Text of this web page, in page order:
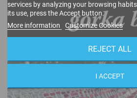
services by analyzing your browsing
its use, press the Accept button.
More information
Customize Cookies
REJECT ALL
I ACCEPT